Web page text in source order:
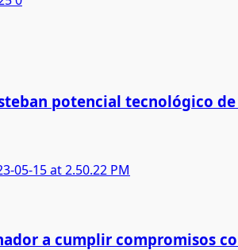
potencial tecnológico
a cumplir compromisos